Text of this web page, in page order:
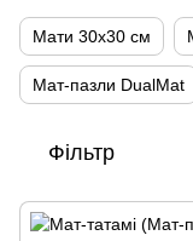
Мати 30х30 см
Мат-пазли DualMat
Фільтр